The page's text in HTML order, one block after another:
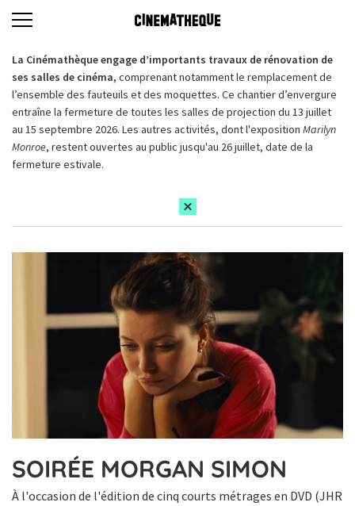
La Cinémathèque engage d’importants travaux de rénovation de
ses salles de cinéma, comprenant notamment le remplacement de
l’ensemble des fauteuils et des moquettes. Ce chantier d’envergure
entraîne la fermeture de toutes les salles de projection du 13 juillet
au 15 septembre 2026. Les autres activités, dont l'exposition Marilyn
Monroe, restent ouvertes au public jusqu'au 26 juillet, date de la
fermeture estivale.
SOIRÉE MORGAN SIMON
À l'occasion de l'édition de cinq courts métrages en DVD (JHR